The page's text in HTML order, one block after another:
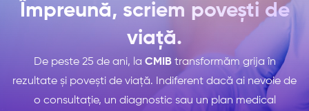
Împreună, scriem povești de
viață.
De peste 25 de ani, la CMIBtransformăm grija în
rezultate și povești de viață. Indiferent dacă ai nevoie de
o consultație, un diagnostic sau un plan medical